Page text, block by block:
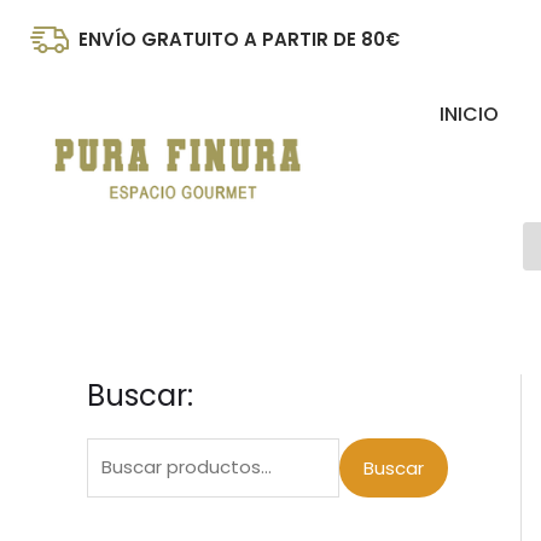
ENVÍO GRATUITO A PARTIR DE 80€
INICIO
Buscar:
B
c
Buscar
ee